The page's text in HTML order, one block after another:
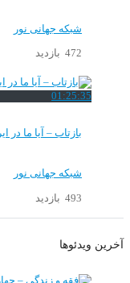
شبکه جهانی نور
472 بازدید
01:25:35
بازتاب – آیا ما در
شبکه جهانی نور
493 بازدید
آخرین ویدئوها